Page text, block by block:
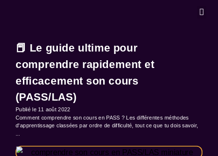
📕 Le guide ultime pour
comprendre rapidement et
efficacement son cours
(PASS/LAS)
Publié le 11 août 2022
Comment comprendre son cours en PASS ? Les différentes méthodes
d'apprentissage classées par ordre de difficulté, tout ce que tu dois savoir,
...